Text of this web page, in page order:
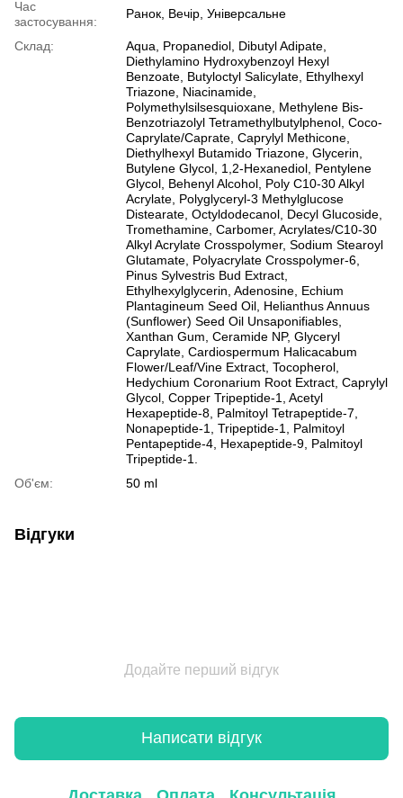
Час
застосування:
Ранок, Вечір, Універсальне
Склад:
Aqua, Propanediol, Dibutyl Adipate,
Diethylamino Hydroxybenzoyl Hexyl
Benzoate, Butyloctyl Salicylate, Ethylhexyl
Triazone, Niacinamide,
Polymethylsilsesquioxane, Methylene Bis-
Benzotriazolyl Tetramethylbutylphenol, Coco-
Caprylate/Caprate, Caprylyl Methicone,
Diethylhexyl Butamido Triazone, Glycerin,
Butylene Glycol, 1,2-Hexanediol, Pentylene
Glycol, Behenyl Alcohol, Poly C10-30 Alkyl
Acrylate, Polyglyceryl-3 Methylglucose
Distearate, Octyldodecanol, Decyl Glucoside,
Tromethamine, Carbomer, Acrylates/C10-30
Alkyl Acrylate Crosspolymer, Sodium Stearoyl
Glutamate, Polyacrylate Crosspolymer-6,
Pinus Sylvestris Bud Extract,
Ethylhexylglycerin, Adenosine, Echium
Plantagineum Seed Oil, Helianthus Annuus
(Sunflower) Seed Oil Unsaponifiables,
Xanthan Gum, Ceramide NP, Glyceryl
Caprylate, Cardiospermum Halicacabum
Flower/Leaf/Vine Extract, Tocopherol,
Hedychium Coronarium Root Extract, Caprylyl
Glycol, Copper Tripeptide-1, Acetyl
Hexapeptide-8, Palmitoyl Tetrapeptide-7,
Nonapeptide-1, Tripeptide-1, Palmitoyl
Pentapeptide-4, Hexapeptide-9, Palmitoyl
Tripeptide-1.
Об'єм:
50 ml
Відгуки
Додайте перший відгук
Написати відгук